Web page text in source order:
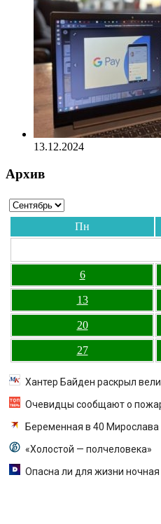
13.12.2024
Архив
Пн
6
13
20
27
Хантер Байден раскрыл
Очевидцы сообщают о
Беременная в 40
«Холостой — полчеловека»
Опасна ли для жизни ночная